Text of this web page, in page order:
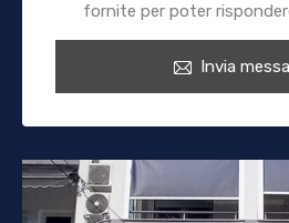
fornite per poter
Invia